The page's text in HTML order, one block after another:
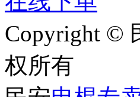
Copyright ©
权所有